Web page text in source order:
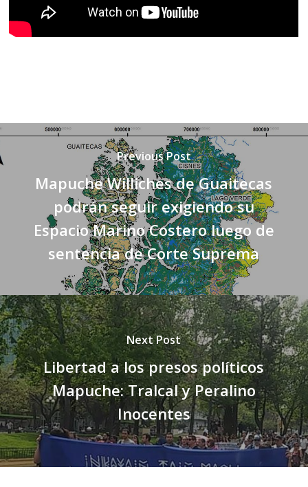
Previous Post
Mapuche Williches de Guaitecas
podrán seguir exigiendo su
Espacio Marino Costero luego de
sentencia de Corte Suprema
Next Post
Libertad a los presos políticos
Mapuche: Tralcal y Peralino
Inocentes